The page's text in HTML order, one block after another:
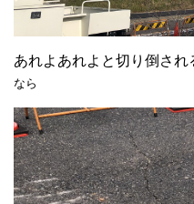
あれよあれよと切り倒され
なら